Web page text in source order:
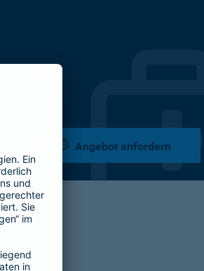
Angebot anfordern